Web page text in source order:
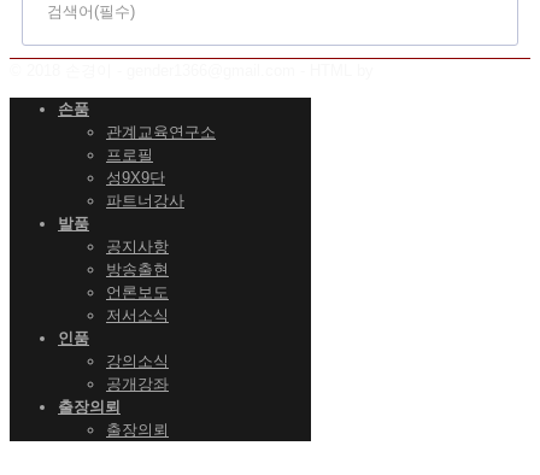
손품
관계교육연구소
프로필
성9X9단
파트너강사
발품
공지사항
방송출현
언론보도
저서소식
인품
강의소식
공개강좌
출장의뢰
출장의뢰